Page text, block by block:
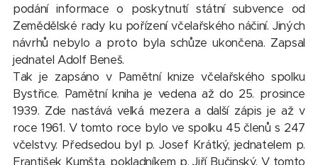
podání informace o poskytnutí státní subvence od
Zemědělské rady ku pořízení včelařského náčiní. Jiných
návrhů nebylo a proto byla schůze ukončena. Zapsal
jednatel Adolf Beneš.
Tak je zapsáno v Pamětní knize včelařského spolku
Bystřice. Pamětní kniha je vedena až do 25. prosince
1939. Zde nastává velká mezera a další zápis je až v
roce 1961. V tomto roce bylo ve spolku 45 členů s 247
včelstvy. Předsedou byl p. Josef Krátký, jednatelem p.
František Kumšta, pokladníkem p. Jiří Bučinský. V tomto